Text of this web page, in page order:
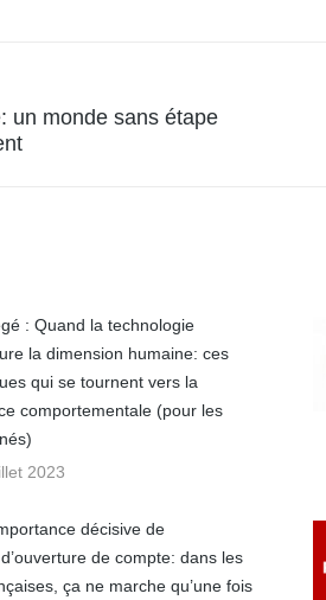
un monde sans étape
: Quand la technologie
la dimension humaine: ces
qui se tournent vers la
comportementale (pour les
2023
décisive de
de compte: dans les
ça ne marche qu’une fois